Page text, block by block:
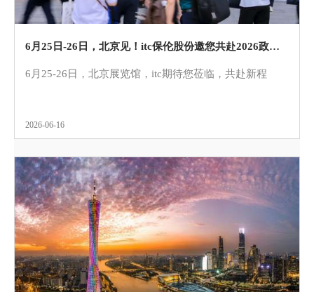
6月25日-26日，北京见！itc保伦股份邀您共赴2026政法智能化建设技术装备及成果展
6月25-26日，北京展览馆，itc期待您莅临，共赴新程
2026-06-16